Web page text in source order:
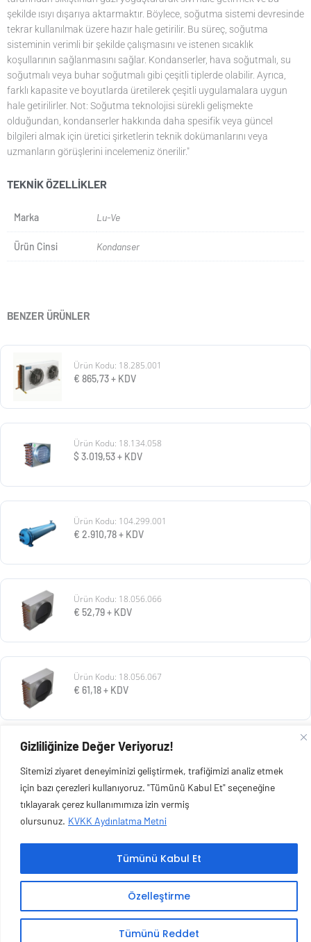
Gizliliğinize Değer Veriyoruz!
Sitemizi ziyaret deneyiminizi geliştirmek, trafiğimizi analiz etmek
için bazı çerezleri kullanıyoruz. "Tümünü Kabul Et" seçeneğine
tıklayarak çerez kullanımımıza izin vermiş
olursunuz. KVKK Aydınlatma Metni
Özelleştirme
Tümünü Reddet
Tümünü Kabul Et
şekilde ısıyı dışarıya aktarmaktır. Böylece, soğutma sistemi devresinde
tekrar kullanılmak üzere hazır hale getirilir. Bu süreç, soğutma
sisteminin verimli bir şekilde çalışmasını ve istenen sıcaklık
koşullarının sağlanmasını sağlar. Kondanserler, hava soğutmalı, su
soğutmalı veya buhar soğutmalı gibi çeşitli tiplerde olabilir. Ayrıca,
farklı kapasite ve boyutlarda üretilerek çeşitli uygulamalara uygun
hale getirilirler. Not: Soğutma teknolojisi sürekli gelişmekte
olduğundan, kondanserler hakkında daha spesifik veya güncel
bilgileri almak için üretici şirketlerin teknik dokümanlarını veya
uzmanların görüşlerini incelemeniz önerilir."
TEKNIK ÖZELLIKLER
Marka Lu-Ve
Ürün Cinsi Kondanser
BENZER ÜRÜNLER
Ürün Kodu: 18.285.001
€ 865,73+ KDV
Ürün Kodu: 18.134.058
$ 3.019,53+ KDV
Ürün Kodu: 104.299.001
€ 2.910,78+ KDV
Ürün Kodu: 18.056.066
€ 52,79+ KDV
Ürün Kodu: 18.056.067
€ 61,18+ KDV
Ürün Kodu: 18.350.001
€154,88+ KDV
Copyright © 2026 Esen Isıtma Soğutma İnşaat Ltd Şti | Tüm Hakları Saklıdır.